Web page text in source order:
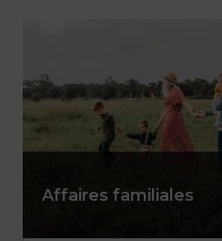
Affaires familiales